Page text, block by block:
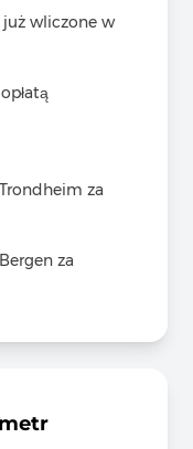
już wliczone w
za
za